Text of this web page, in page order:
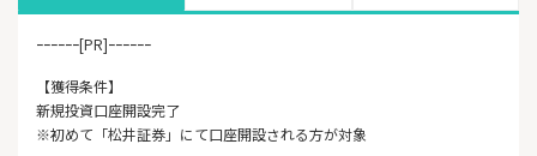
ｰｰｰｰｰｰ[PR]ｰｰｰｰｰｰ
【獲得条件】
新規投資口座開設完了
※初めて「松井証券」にて口座開設される方が対象